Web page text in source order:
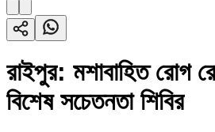
রাইপুর: মশাবাহিত রোগ
বিশেষ সচেতনতা শিবির